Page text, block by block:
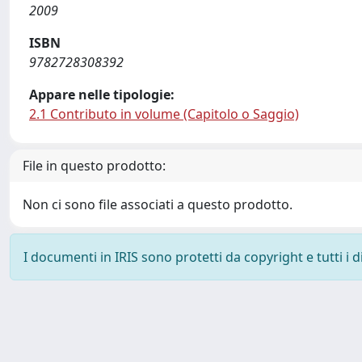
2009
ISBN
9782728308392
Appare nelle tipologie:
2.1 Contributo in volume (Capitolo o Saggio)
File in questo prodotto:
Non ci sono file associati a questo prodotto.
I documenti in IRIS sono protetti da copyright e tutti i